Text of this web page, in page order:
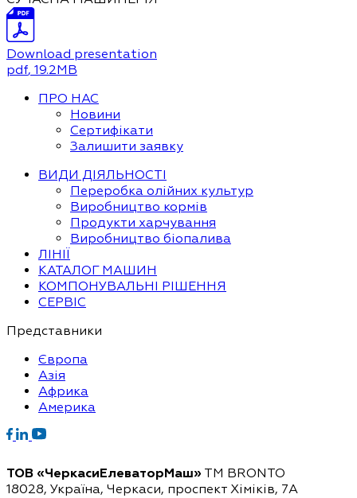
Download presentation
pdf, 19.2MB
ПРО НАС
Новини
Сертифікати
Залишити заявку
ВИДИ ДІЯЛЬНОСТІ
Переробка олійних культур
Виробництво кормів
Продукти харчування
Виробництво біопалива
ЛІНІЇ
КАТАЛОГ МАШИН
КОМПОНУВАЛЬНІ РІШЕННЯ
СЕРВІС
Представники
Європа
Азія
Африка
Америка
ТОВ «ЧеркасиЕлеваторМаш» ТМ BRONTO
18028, Україна, Черкаси, проспект Хіміків, 7А